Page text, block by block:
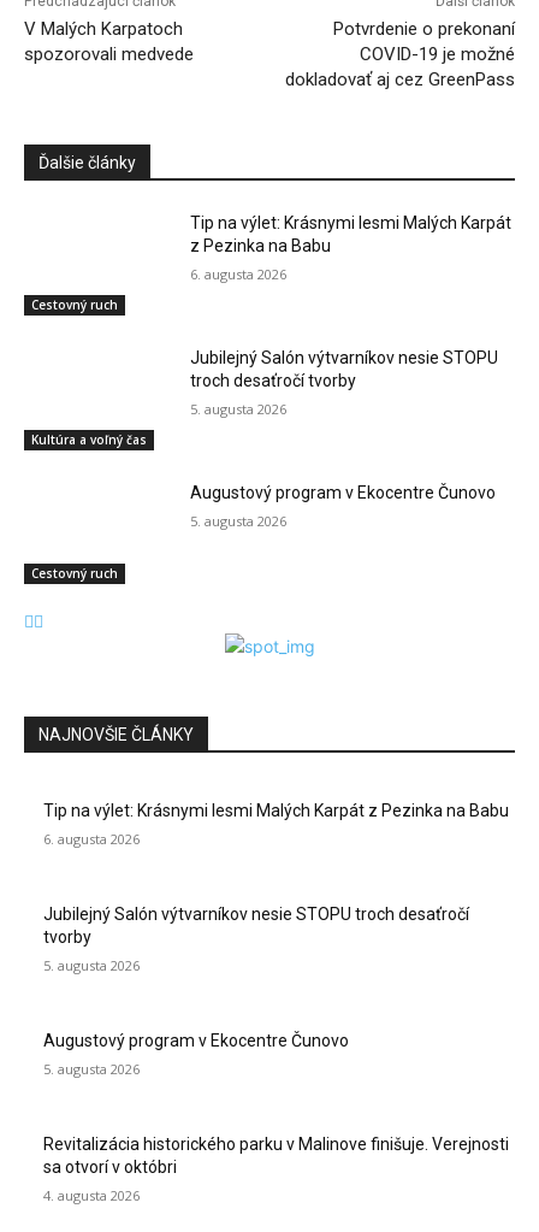
V Malých Karpatoch
spozorovali medvede
Potvrdenie o prekonaní
COVID-19 je možné
dokladovať aj cez GreenPass
Ďalšie články
Cestovný ruch
Tip na výlet: Krásnymi lesmi Malých Karpát
z Pezinka na Babu
6. augusta 2026
Kultúra a voľný čas
Jubilejný Salón výtvarníkov nesie STOPU
troch desaťročí tvorby
5. augusta 2026
Cestovný ruch
Augustový program v Ekocentre Čunovo
5. augusta 2026
NAJNOVŠIE ČLÁNKY
Tip na výlet: Krásnymi lesmi Malých Karpát z Pezinka na Babu
6. augusta 2026
Jubilejný Salón výtvarníkov nesie STOPU troch desaťročí
tvorby
5. augusta 2026
Augustový program v Ekocentre Čunovo
5. augusta 2026
Revitalizácia historického parku v Malinove finišuje. Verejnosti
sa otvorí v októbri
4. augusta 2026